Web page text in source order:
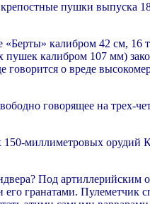
пушки выпуска
«Берты» калибром 42 см,
калибром 107 мм)
о вреде
говорящее на трех-
150-миллиметровых
Под артиллерийским
гранатами. Пулеметчик